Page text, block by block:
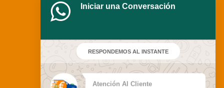
Iniciar una Conversación
RESPONDEMOS AL INSTANTE
Atención Al Cliente